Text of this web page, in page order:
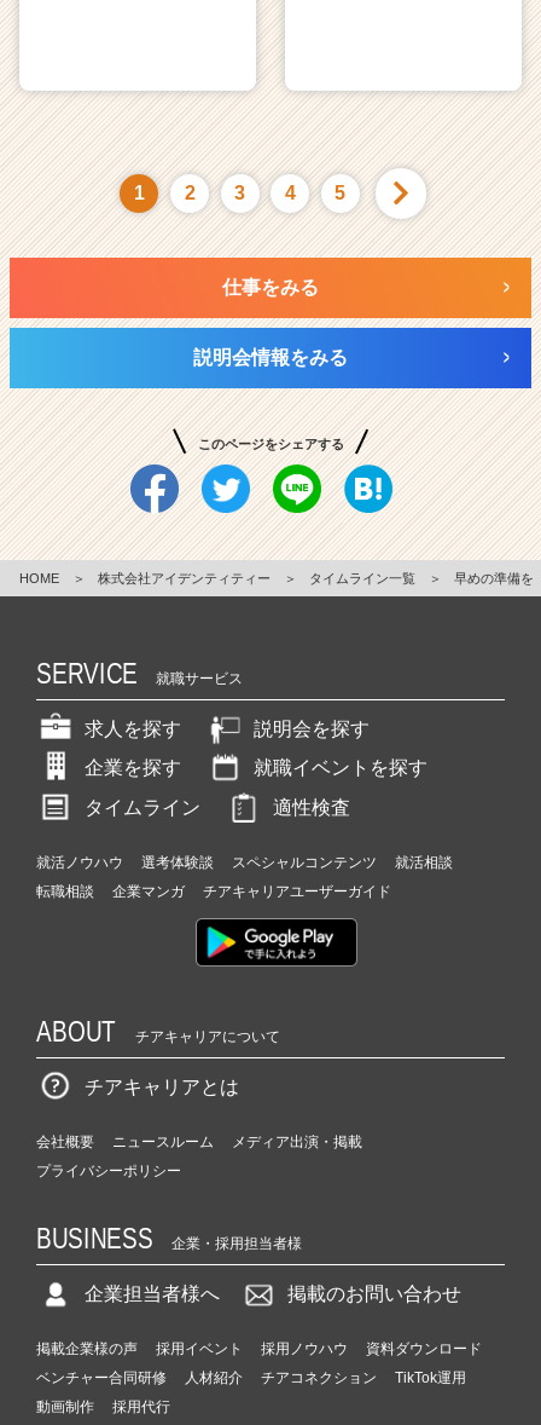
1 2 3 4 5
仕事をみる
説明会情報をみる
このページをシェアする
HOME ＞ 株式会社アイデンティティー ＞ タイムライン一覧 ＞ 早めの準備を
SERVICE 就職サービス
求人を探す
説明会を探す
企業を探す
就職イベントを探す
タイムライン
適性検査
就活ノウハウ 選考体験談 スペシャルコンテンツ
就活相談
転職相談
企業マンガ チアキャリアユーザーガイド
ABOUT チアキャリアについて
チアキャリアとは
会社概要 ニュースルーム
メディア出演・掲載
プライバシーポリシー
BUSINESS 企業・採用担当者様
企業担当者様へ 掲載のお問い合わせ
掲載企業様の声 採用イベント 採用ノウハウ
資料ダウンロード
ベンチャー合同研修
人材紹介 チアコネクション
TikTok運用
動画制作
採用代行